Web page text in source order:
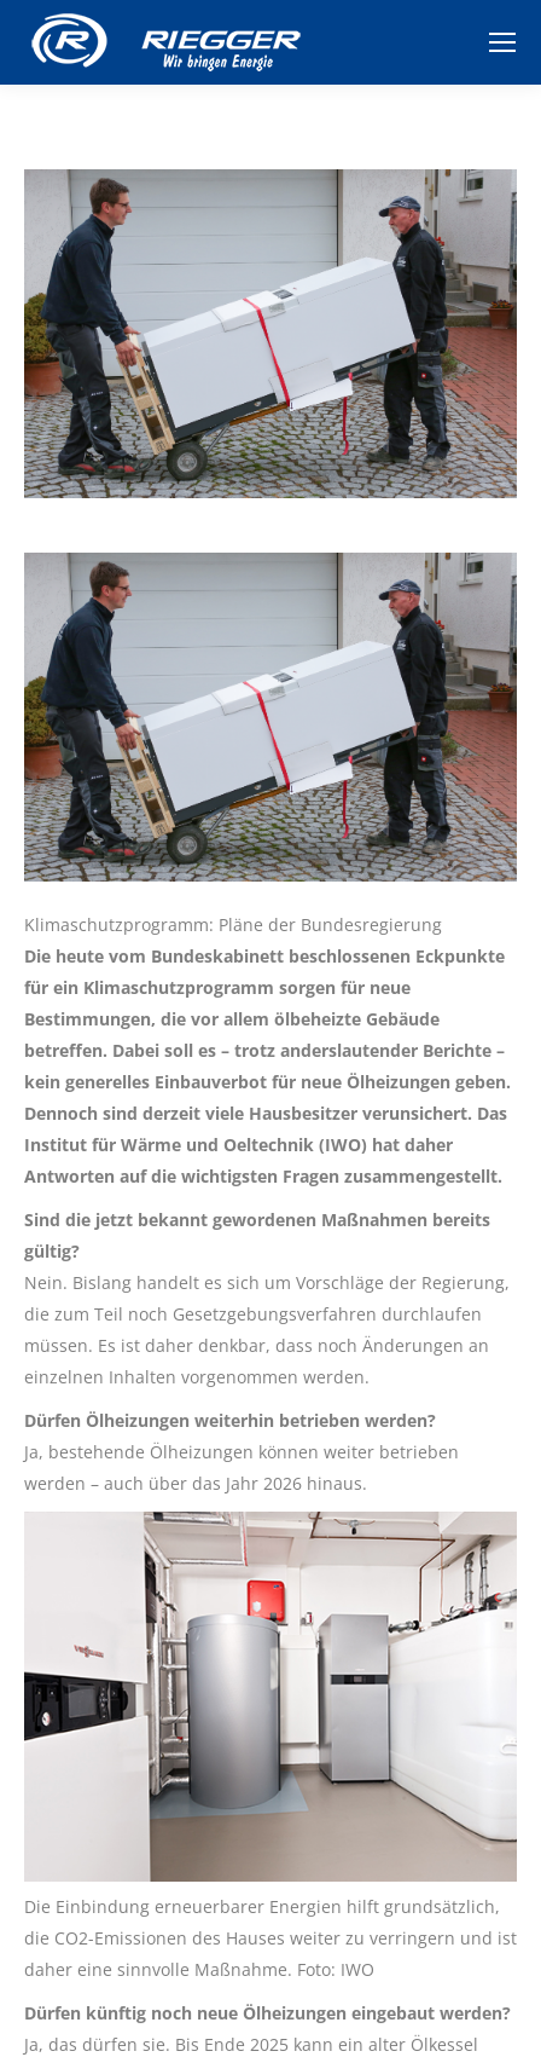
Klimaschutzprogramm: Pläne der Bundesregierung
Die heute vom Bundeskabinett beschlossenen Eckpunkte
für ein Klimaschutzprogramm sorgen für neue
Bestimmungen, die vor allem ölbeheizte Gebäude
betreffen. Dabei soll es – trotz anderslautender Berichte –
kein generelles Einbauverbot für neue Ölheizungen geben.
Dennoch sind derzeit viele Hausbesitzer verunsichert. Das
Institut für Wärme und Oeltechnik (IWO) hat daher
Antworten auf die wichtigsten Fragen zusammengestellt.
Sind die jetzt bekannt gewordenen Maßnahmen bereits
gültig?
Nein. Bislang handelt es sich um Vorschläge der Regierung,
die zum Teil noch Gesetzgebungsverfahren durchlaufen
müssen. Es ist daher denkbar, dass noch Änderungen an
einzelnen Inhalten vorgenommen werden.
Dürfen Ölheizungen weiterhin betrieben werden?
Ja, bestehende Ölheizungen können weiter betrieben
werden – auch über das Jahr 2026 hinaus.
Die Einbindung erneuerbarer Energien hilft grundsätzlich,
die CO2-Emissionen des Hauses weiter zu verringern und ist
daher eine sinnvolle Maßnahme. Foto: IWO
Dürfen künftig noch neue Ölheizungen eingebaut werden?
Ja, das dürfen sie. Bis Ende 2025 kann ein alter Ölkessel